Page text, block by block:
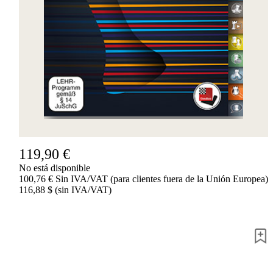
119,90 €
No está disponible
100,76 € Sin IVA/VAT (para clientes fuera de la Unión Europea)
116,88 $ (sin IVA/VAT)
Accessibility
Cookies
Management
Compliance
Hotline
Chessbase
Accounts
Suscripción
de
ChessBase